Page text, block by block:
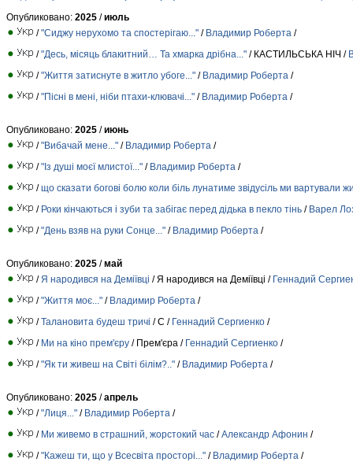
Опубликовано: 2025 /июль
/"Сиджу нерухомо та спостерігаю..." / Владимир Роберта /
/"Десь, місяць блакитний… Та хмарка дрібна..." / КАСТИЛЬСЬКА НІЧ /
/"Життя затиснуте в житло убоге..." / Владимир Роберта /
/"Пісні в мені, ніби птахи-клювачі..." / Владимир Роберта /
Опубликовано: 2025 /июнь
/"Вибачай мене..." / Владимир Роберта /
/"Із душі моєї млистої..." / Владимир Роберта /
/що сказати богові болю коли біль лунатиме звідусіль ми вартували
/ Роки кінчаються і зуби та забігає перед дідька в пекло тінь / Варел
/"День взяв на руки Сонце..." / Владимир Роберта /
Опубликовано: 2025 /май
/ Я народився на Деміївці / Я народився на Деміївці / Геннадий
/"Життя моє..." / Владимир Роберта /
/Талановита будеш тричі / С / Геннадий Сергиенко /
/ Ми на кіно прем'єру / Прем'єра / Геннадий Сергиенко /
/"Як ти живеш на Світі білім?.." / Владимир Роберта /
Опубликовано: 2025 /апрель
/"Лиця..." / Владимир Роберта /
/ Ми живемо в страшний, жорстокий час /Александр Афонин /
/"Кажеш ти, що у Всесвіта просторі..." / Владимир Роберта /